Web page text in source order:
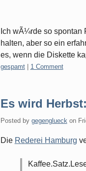
Ich wÃ¼rde so
halten, aber so ein
es, wenn die Diskette
Categories:
gespamt| 1 Comment
Es wird
Posted by gegenglueckon
Die Rederei Hamburg